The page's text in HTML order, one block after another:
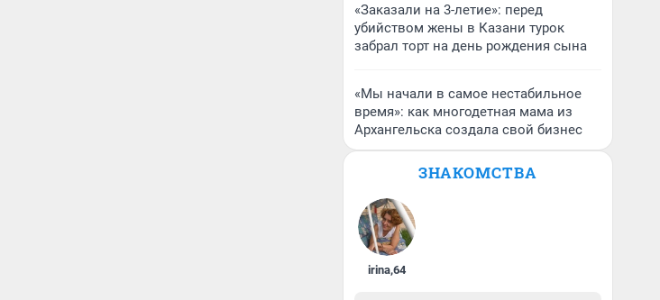
«Заказали на 3-летие»: перед
убийством жены в Казани турок
забрал торт на день рождения сына
«Мы начали в самое нестабильное
время»: как многодетная мама из
Архангельска создала свой бизнес
ЗНАКОМСТВА
irina,64